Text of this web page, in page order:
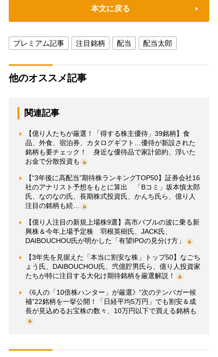
本文に戻る
プレミアム記事 注目銘柄 配当 配当太郎
他のオススメ記事
関連記事
【億り人たちが厳選！「得する株主優待」39銘柄】食
品、外食、宿泊券、カタログギフト…優待が新設された
銘柄も要チェック！ 身近な優待品で家計節約、浮いた
お金で分散投資も
【“3年後に高配当”期待株ランキングTOP50】証券会社16
社のアナリスト予想をもとに算出 「Bコミ」坂本慎太郎
氏、なのなの氏、長期株式投資氏、かんち氏ら、億り人
注目の銘柄も続…
【億り人注目の新規上場株9選】高市バブルの波に乗る新
興株＆今年上場予定株 羽根英樹氏、JACK氏、
DAIBOUCHOU氏が明かした「有望IPOの見分け方」
【3年先を見据えた「本当に割安な株」トップ50】なごち
ょう氏、DAIBOUCHOU氏、弐億貯男氏ら、億り人投資家
たちが特に注目する大化け期待銘柄を厳選解説！
《6人の「10倍株ハンター」が厳選》“次のテンバガー候
補”22銘柄を一挙公開！「日経平均5万円」でも割安＆成
長が見込めるお宝株の数々、10万円以下で買える銘柄も